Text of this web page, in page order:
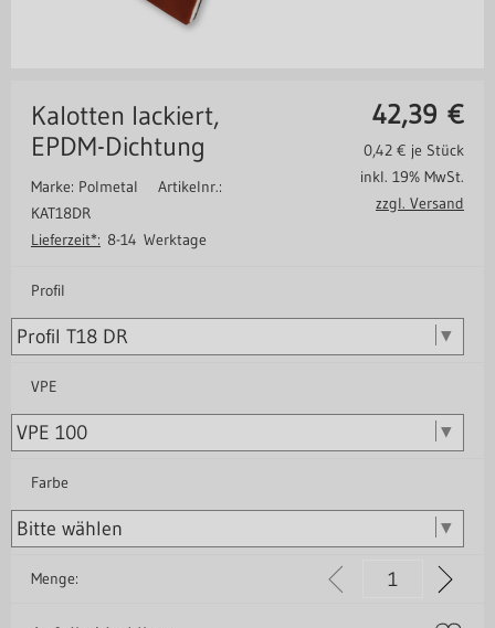
42,39 €
Kalotten lackiert,
EPDM-Dichtung
Marke: Polmetal Artikelnr.:
KAT18DR
Lieferzeit*: 8-14 Werktage
0,42 € je Stück
inkl. 19% MwSt.
zzgl. Versand
Profil
VPE
Farbe
Menge: